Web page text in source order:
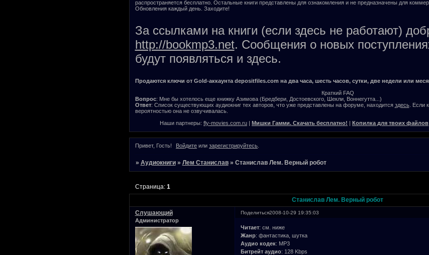
распространяется бесплатно. Остальные книги представлены для ознакомления и не предназначены для
Обновления каждый день. Заходите!
За ссылками на книги (если здесь не работают)
http://bookmp3.net. Сообщения о новых
будут появляться и здесь.
Продаются ключи от Gold-аккаунта depositfiles.com на два часа, шесть часов, сутки, две недели или
Краткий FAQ
Вопрос: Мне бы хотелось еще книжку Азимова (Бредбери, Достоевского, Шекли, Воннегутта...)
Ответ: Список существующих аудиокниг тех авторов, что уже представлены на форуме, находится здесь. Если
вероятностью она не озвучивалась.
Наши партнеры: fly-movies.com.ru Мишки Гамми. Скачать бесплатно! Копилка для твоих файлов
Привет, Гость! Войдите или зарегистрируйтесь
» Аудиокниги » Лем Станислав » Станислав Лем. Верный робот
Станислав Лем. Верный робот
Страница: 1
Поделиться2008-10-29 19:35:03
Слушающий
Администратор
Читает: см. ниже
Жанр: фантастика, шутка
Аудио кодек: MP3
Битрейт аудио: 128 Kbps